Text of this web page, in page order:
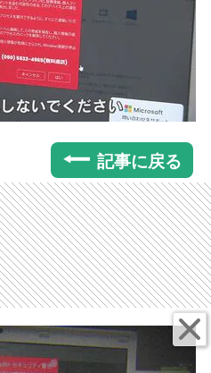
記事に戻る